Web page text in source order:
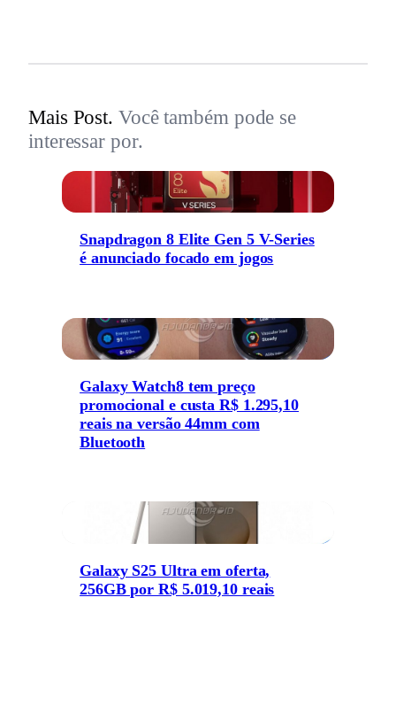
Mais Post. Você também pode se
interessar por.
Snapdragon 8 Elite Gen 5 V-Series
é anunciado focado em jogos
Galaxy Watch8 tem preço
promocional e custa R$ 1.295,10
reais na versão 44mm com
Bluetooth
Galaxy S25 Ultra em oferta,
256GB por R$ 5.019,10 reais